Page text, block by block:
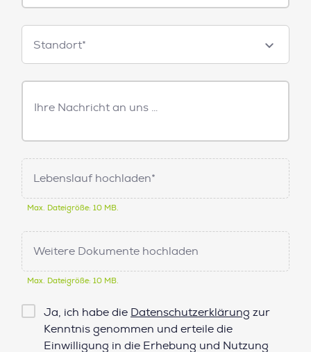
Standorte
Standort*
Freitext
Nachricht
Lebenslauf hochladen*
Max. Dateigröße: 10 MB.
Weitere Dokumente hochladen
Max. Dateigröße: 10 MB.
Checkbox
Datenschutz*
Ja, ich habe die Datenschutzerklärung zur
Kenntnis genommen und erteile die
Einwilligung in die Erhebung und Nutzung